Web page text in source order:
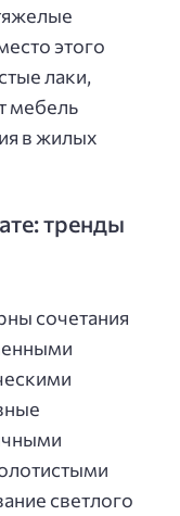
этого
лаки,
мебель
в жилых
тренды
сочетания
светлого